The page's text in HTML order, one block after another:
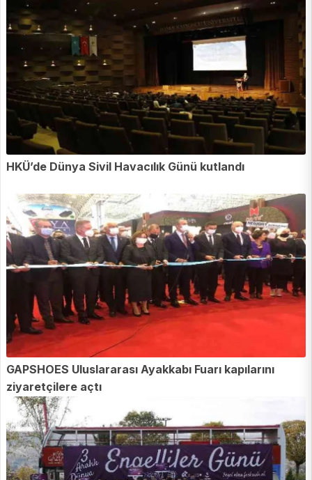
HKÜ’de Dünya Sivil Havacılık Günü kutlandı
GAPSHOES Uluslararası Ayakkabı Fuarı kapılarını
ziyaretçilere açtı